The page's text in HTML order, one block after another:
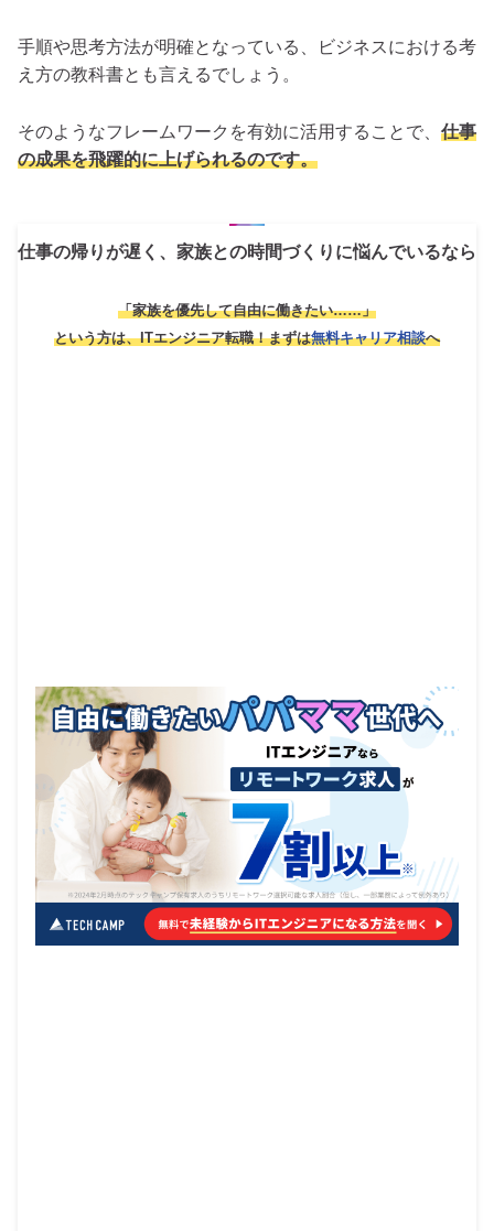
手順や思考方法が明確となっている、ビジネスにおける考
え方の教科書とも言えるでしょう。
そのようなフレームワークを有効に活用することで、 仕事
の成果を飛躍的に上げられるのです。
仕事の帰りが遅く、家族との時間づくりに悩んでいるなら
「家族を優先して自由に働きたい……」
という方は、ITエンジニア転職！まずは無料キャリア相談へ